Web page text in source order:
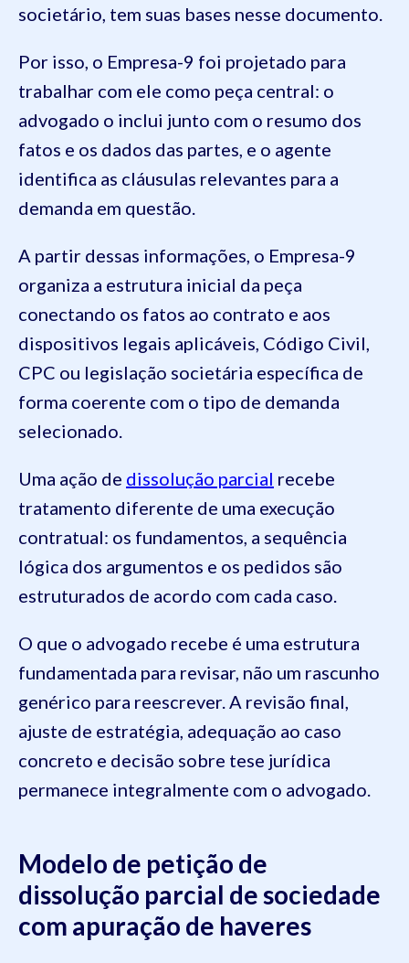
societário, tem suas bases nesse documento.
Por isso, o Empresa-9 foi projetado para
trabalhar com ele como peça central: o
advogado o inclui junto com o resumo dos
fatos e os dados das partes, e o agente
identifica as cláusulas relevantes para a
demanda em questão.
A partir dessas informações, o Empresa-9
organiza a estrutura inicial da peça
conectando os fatos ao contrato e aos
dispositivos legais aplicáveis, Código Civil,
CPC ou legislação societária específica de
forma coerente com o tipo de demanda
selecionado.
Uma ação de dissolução parcial recebe
tratamento diferente de uma execução
contratual: os fundamentos, a sequência
lógica dos argumentos e os pedidos são
estruturados de acordo com cada caso.
O que o advogado recebe é uma estrutura
fundamentada para revisar, não um rascunho
genérico para reescrever. A revisão final,
ajuste de estratégia, adequação ao caso
concreto e decisão sobre tese jurídica
permanece integralmente com o advogado.
Modelo de petição de
dissolução parcial de sociedade
com apuração de haveres